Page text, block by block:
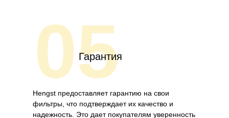
05
Гарантия
Hengst предоставляет гарантию на свои
фильтры, что подтверждает их качество и
надежность. Это дает покупателям уверенность